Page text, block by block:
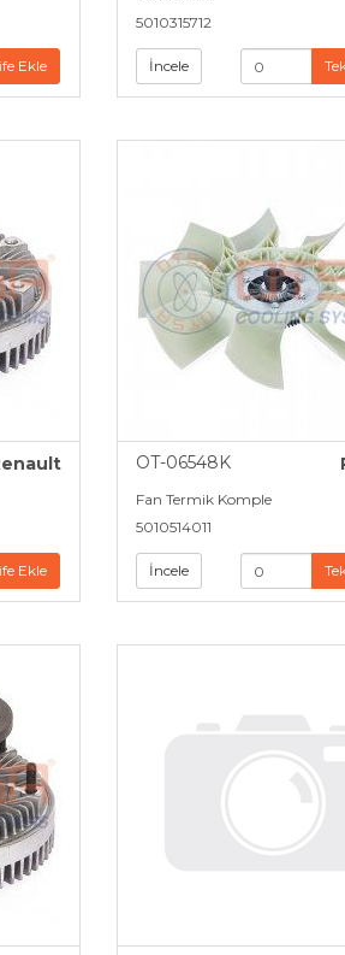
Ekle
5010315712
İncele
Ekle
OT-06548K
Fan Termik Komple
5010514011
İncele